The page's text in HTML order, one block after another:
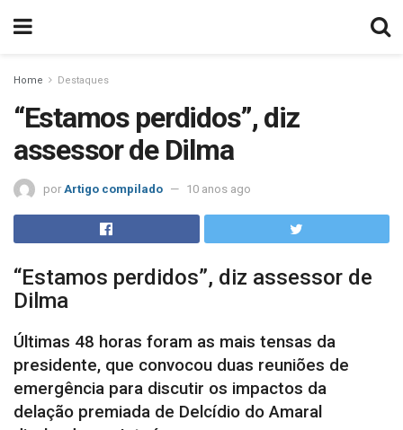
Home Destaques
“Estamos perdidos”, diz
assessor de Dilma
por Artigo compilado 10 anos ago
“Estamos perdidos”, diz assessor de
Dilma
Últimas 48 horas foram as mais tensas da
presidente, que convocou duas reuniões de
emergência para discutir os impactos da
delação premiada de Delcídio do Amaral